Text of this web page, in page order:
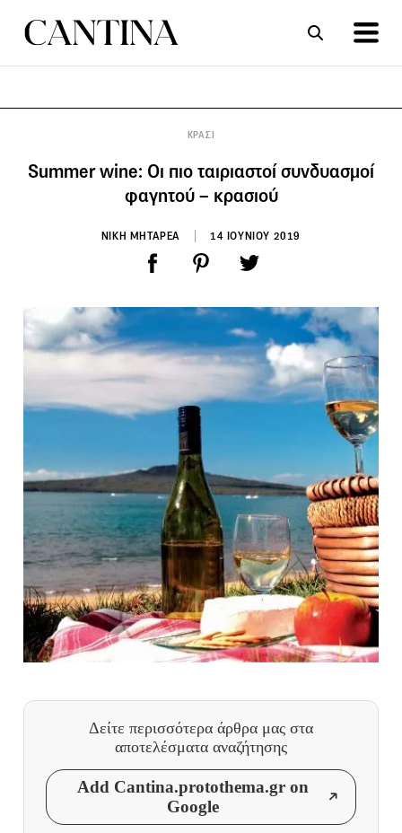
ΚΡΑΣΙ
Summer wine: Οι πιο ταιριαστοί συνδυασμοί
φαγητού – κρασιού
ΝΙΚΗ ΜΗΤΑΡΕΑ 14 ΙΟΥΝΙΟΥ 2019
Δείτε περισσότερα άρθρα μας στα
αποτελέσματα αναζήτησης
Add Cantina.protothema.gr on
Google